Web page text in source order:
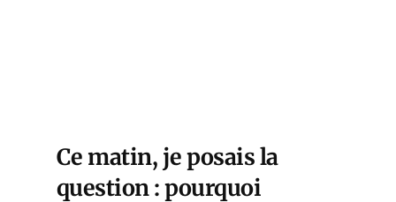
Ce matin, je posais la
question : pourquoi